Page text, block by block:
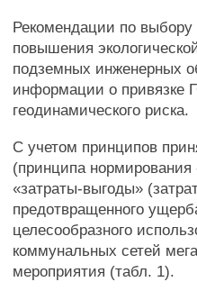
Рекомендации по
повышения
подземных инженерных
информации о привязке
геодинамического риска.
С учетом принципов
(принципа
«затраты-выгоды»
предотвращенного
целесообразного
коммунальных сетей
мероприятия (табл. 1).